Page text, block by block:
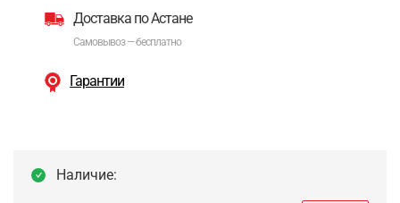
Доставка по Астане
Самовывоз — бесплатно
Гарантии
Наличие: